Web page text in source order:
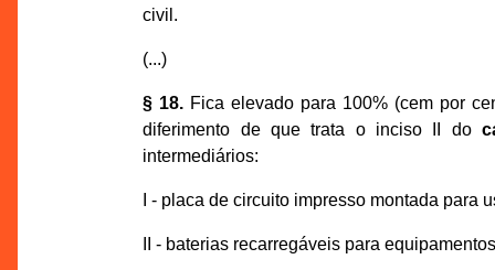
civil.
(...)
§ 18. Fica elevado para 100% (cem por
diferimento de que trata o inciso II do
intermediários:
I - placa de circuito impresso montada para
II - baterias recarregáveis para